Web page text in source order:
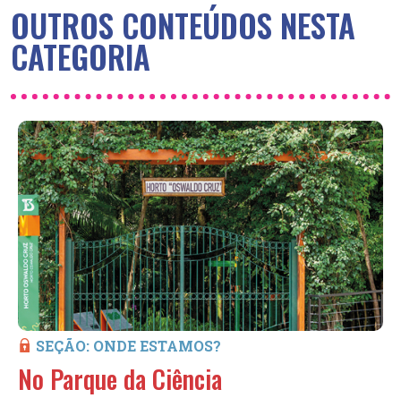
OUTROS CONTEÚDOS NESTA
CATEGORIA
SEÇÃO: ONDE ESTAMOS?
No Parque da Ciência